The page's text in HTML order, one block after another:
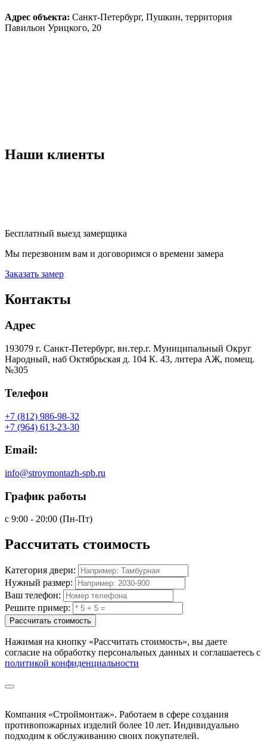
Адрес объекта: Санкт-Петербург, Пушкин, территория
Павильон Урицкого, 20
Наши клиенты
Бесплатный выезд замерщика
Мы перезвоним вам и договоримся о времени замера
Заказать замер
Контакты
Адрес
193079 г. Санкт-Петербург, вн.тер.г. Муниципальный Округ
Народный, наб Октябрьская д. 104 К. 43, литера АЖ, помещ.
№305
Телефон
+7 (812) 986-98-32
+7 (964) 613-23-30
Email:
info@stroymontazh-spb.ru
График работы
с 9:00 - 20:00 (Пн-Пт)
Рассчитать стоимость
Категория двери:
Нужный размер:
Ваш телефон:
Решите пример:
Рассчитать стоимость
Нажимая на кнопку «Рассчитать стоимость», вы даете
согласие на обработку персональных данных и соглашаетесь с
политикой конфиденциальности
Компания «Строймонтаж». Работаем в сфере создания
противопожарных изделий более 10 лет. Индивидуально
подходим к обслуживанию своих покупателей.